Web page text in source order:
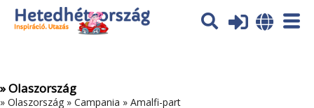
Az oldal sütiket (cookies) használ. További tájékoztatás itt:
Adatvédelmi tájékoztató
» Olaszország
» Olaszország » Campania » Amalfi-part